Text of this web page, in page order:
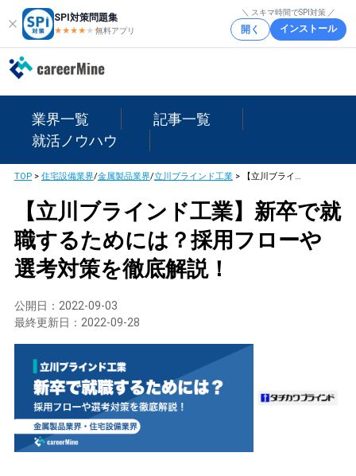
SPI対策問題集
★★★★ ★★
無料アプリ
＼ スキマ時間でSPI対策 ／
開く インストール
業界一覧
記事一覧
就活ノウハウ
TOP> 住宅設備業界/金属製品業界/立川ブラインド工業> 【立川ブラインド工業】新卒で就職するためには？採用フローや選考対策を徹底解説！
【立川ブラインド工業】新卒で就
職するためには？採用フローや
選考対策を徹底解説！
公開日： 2022-09-03
最終更新日： 2022-09-28